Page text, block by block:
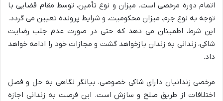
اتمام دوره مرخصی است. میزان و نوع تأمین، توسط مقام قضایی با
توجه به نوع جرم، میزان محکومیت، و شرایط پرونده تعیین می گردد.
این شرط، اطمینان می دهد که حتی در صورت عدم جلب رضایت
شاکی، زندانی به زندان بازخواهد گشت و مجازات خود را ادامه خواهد
داد.
مرخصی زندانیان دارای شاکی خصوصی، بیانگر نگاهی به حل و فصل
اختلافات از طریق صلح و سازش است. این فرصت به زندانی اجازه